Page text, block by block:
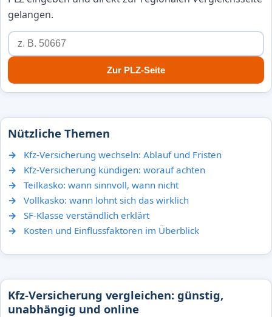
gelangen.
Zur PLZ-Seite
Nützliche Themen
Kfz-Versicherung wechseln: Ablauf und Fristen
Kfz-Versicherung kündigen: worauf achten
Teilkasko: wann sinnvoll, wann nicht
Vollkasko: wann lohnt sich das wirklich
SF-Klasse verständlich erklärt
Kosten und Einflussfaktoren im Überblick
Kfz-Versicherung vergleichen: günstig,
unabhängig und online